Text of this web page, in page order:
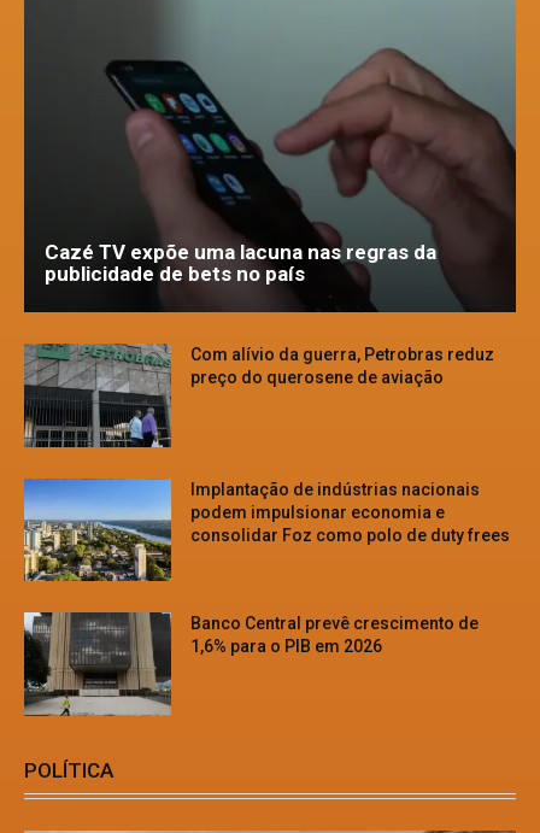
Cazé TV expõe uma lacuna nas regras da
publicidade de bets no país
Com alívio da guerra, Petrobras reduz
preço do querosene de aviação
Implantação de indústrias nacionais
podem impulsionar economia e
consolidar Foz como polo de duty frees
Banco Central prevê crescimento de
1,6% para o PIB em 2026
POLÍTICA